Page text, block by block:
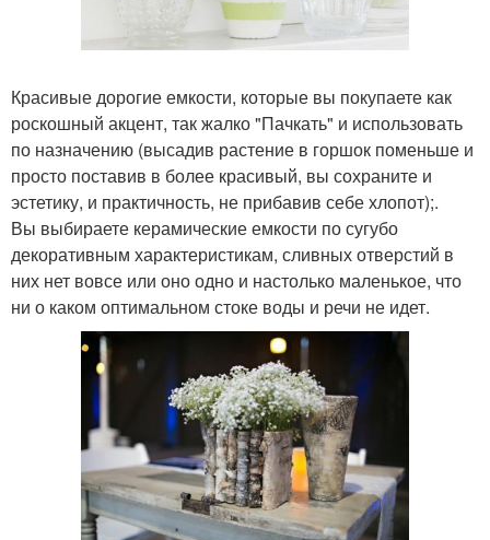
Красивые дорогие емкости, которые вы покупаете как
роскошный акцент, так жалко "Пачкать" и использовать
по назначению (высадив растение в горшок поменьше и
просто поставив в более красивый, вы сохраните и
эстетику, и практичность, не прибавив себе хлопот);.
Вы выбираете керамические емкости по сугубо
декоративным характеристикам, сливных отверстий в
них нет вовсе или оно одно и настолько маленькое, что
ни о каком оптимальном стоке воды и речи не идет.